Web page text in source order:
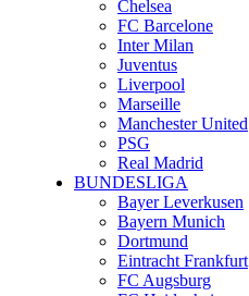
Chelsea
FC Barcelone
Inter Milan
Juventus
Liverpool
Marseille
Manchester United
PSG
Real Madrid
BUNDESLIGA
Bayer Leverkusen
Bayern Munich
Dortmund
Eintracht Frankfurt
FC Augsburg